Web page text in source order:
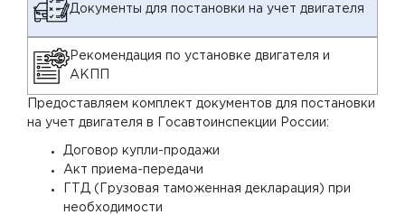
Документы для постановки на учет двигателя
Рекомендация по установке двигателя и
АКПП
Предоставляем комплект документов для постановки
на учет двигателя в Госавтоинспекции России:
Договор купли-продажи
Акт приема-передачи
ГТД (Грузовая таможенная декларация) при
необходимости